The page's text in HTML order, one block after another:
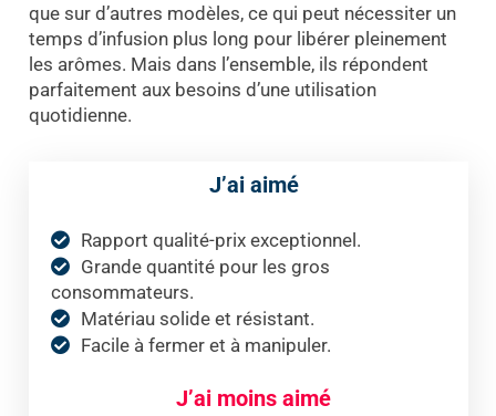
que sur d’autres modèles, ce qui peut nécessiter un
temps d’infusion plus long pour libérer pleinement
les arômes. Mais dans l’ensemble, ils répondent
parfaitement aux besoins d’une utilisation
quotidienne.
J’ai aimé
Rapport qualité-prix exceptionnel.
Grande quantité pour les gros
consommateurs.
Matériau solide et résistant.
Facile à fermer et à manipuler.
J’ai moins aimé